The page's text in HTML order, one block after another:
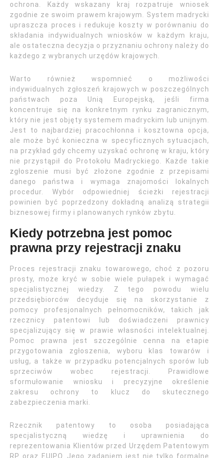
ochrona. Każdy wskazany kraj rozpatruje wniosek
zgodnie ze swoim prawem krajowym. System madrycki
upraszcza proces i redukuje koszty w porównaniu do
składania indywidualnych wniosków w każdym kraju,
ale ostateczna decyzja o przyznaniu ochrony należy do
każdego z wybranych urzędów krajowych.
Warto również wspomnieć o możliwości
indywidualnych zgłoszeń krajowych w poszczególnych
państwach poza Unią Europejską, jeśli firma
koncentruje się na konkretnym rynku zagranicznym,
który nie jest objęty systemem madryckim lub unijnym.
Jest to najbardziej pracochłonna i kosztowna opcja,
ale może być konieczna w specyficznych sytuacjach,
na przykład gdy chcemy uzyskać ochronę w kraju, który
nie przystąpił do Protokołu Madryckiego. Każde takie
zgłoszenie musi być złożone zgodnie z przepisami
danego państwa i wymaga znajomości lokalnych
procedur. Wybór odpowiedniej ścieżki rejestracji
powinien być poprzedzony dokładną analizą strategii
biznesowej firmy i planowanych rynków zbytu.
Kiedy potrzebna jest pomoc
prawna przy rejestracji znaku
Proces rejestracji znaku towarowego, choć z pozoru
prosty, może kryć w sobie wiele pułapek i wymagać
specjalistycznej wiedzy. Z tego powodu wielu
przedsiębiorców decyduje się na skorzystanie z
pomocy profesjonalnych pełnomocników, takich jak
rzecznicy patentowi lub doświadczeni prawnicy
specjalizujący się w prawie własności intelektualnej.
Pomoc prawna jest szczególnie cenna na etapie
przygotowania zgłoszenia, wyboru klas towarów i
usług, a także w przypadku potencjalnych sporów lub
sprzeciwów wobec rejestracji. Prawidłowe
sformułowanie wniosku i precyzyjne określenie
zakresu ochrony to klucz do skutecznego
zabezpieczenia marki.
Rzecznik patentowy to osoba posiadająca
specjalistyczną wiedzę i uprawnienia do
reprezentowania Klientów przed Urzędem Patentowym
RP oraz EUIPO. Jego zadaniem jest nie tylko formalne